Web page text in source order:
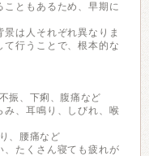
ともあるため、早期に
は人それぞれ異なりま
行うことで、根本的な
振、下痢、腹痛など
み、耳鳴り、しびれ、喉
、腰痛など
、たくさん寝ても疲れが